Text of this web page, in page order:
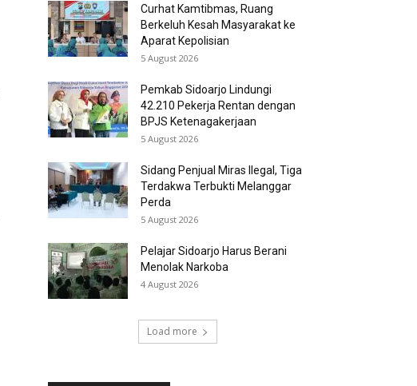
Curhat Kamtibmas, Ruang
Berkeluh Kesah Masyarakat ke
Aparat Kepolisian
5 August 2026
Pemkab Sidoarjo Lindungi
42.210 Pekerja Rentan dengan
BPJS Ketenagakerjaan
5 August 2026
Sidang Penjual Miras Ilegal, Tiga
Terdakwa Terbukti Melanggar
Perda
5 August 2026
Pelajar Sidoarjo Harus Berani
Menolak Narkoba
4 August 2026
Load more